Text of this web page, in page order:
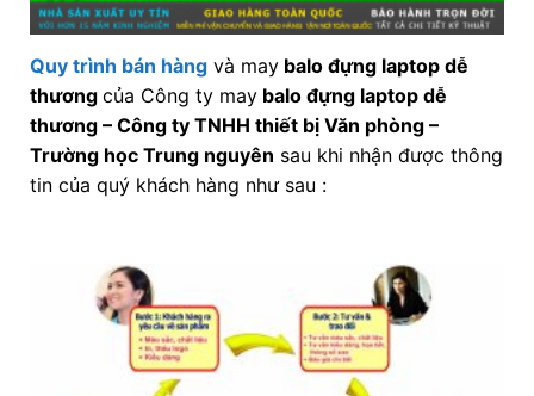
Quy trình bán hàngvà maybalo đựng laptop dễ
thương của Công ty maybalo đựng laptop dễ
thương – Công ty TNHH thiết bị Văn phòng –
Trường học Trung nguyên sau khi nhận được thông
tin của quý khách hàng như sau :